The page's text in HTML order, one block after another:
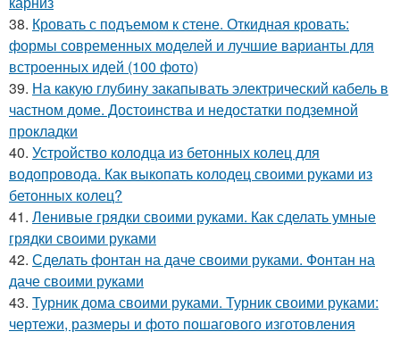
38. Кровать с подъемом к стене. Откидная кровать:
формы современных моделей и лучшие варианты для
встроенных идей (100 фото)
39. На какую глубину закапывать электрический кабель в
частном доме. Достоинства и недостатки подземной
прокладки
40. Устройство колодца из бетонных колец для
водопровода. Как выкопать колодец своими руками из
бетонных колец?
41. Ленивые грядки своими руками. Как сделать умные
грядки своими руками
42. Сделать фонтан на даче своими руками. Фонтан на
даче своими руками
43. Турник дома своими руками. Турник своими руками:
чертежи, размеры и фото пошагового изготовления